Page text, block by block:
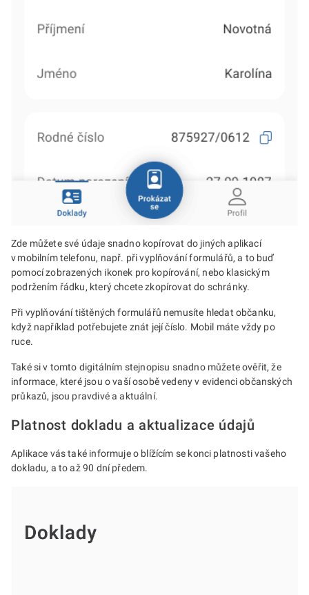
Zde můžete své údaje snadno kopírovat do jiných aplikací
v mobilním telefonu, např. při vyplňování formulářů, a to buď
pomocí zobrazených ikonek pro kopírování, nebo klasickým
podržením řádku, který chcete zkopírovat do schránky.
Při vyplňování tištěných formulářů nemusíte hledat občanku,
když například potřebujete znát její číslo. Mobil máte vždy po
ruce.
Také si v tomto digitálním stejnopisu snadno můžete ověřit, že
informace, které jsou o vaší osobě vedeny v evidenci občanských
průkazů, jsou pravdivé a aktuální.
Platnost dokladu a aktualizace údajů
Aplikace vás také informuje o blížícím se konci platnosti vašeho
dokladu, a to až 90 dní předem.